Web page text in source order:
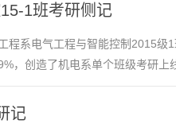
1班考研侧记
程系电气工程与智能控制2015
，创造了机电系单个班级考研上
记